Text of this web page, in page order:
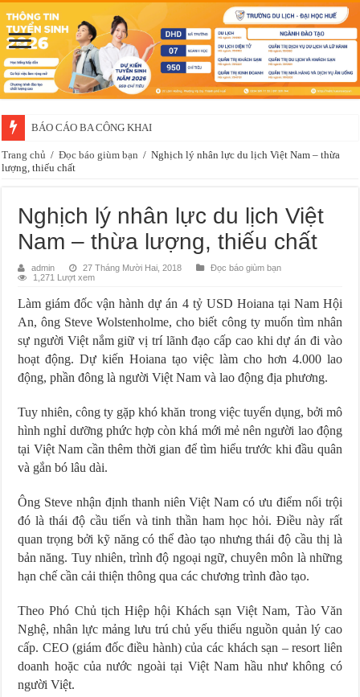
BÁO CÁO BA CÔNG KHAI
Thông báo về việc xét chọn sinh viên đề nghị nhận học bổng của doanh
Trang chủ / Đọc báo giùm bạn / Nghịch lý nhân lực du lịch Việt Nam – thừa
lượng, thiếu chất
Nghịch lý nhân lực du lịch Việt
Nam – thừa lượng, thiếu chất
admin 27 Tháng Mười Hai, 2018
Đọc báo giùm bạn
1,271 Lượt xem
Làm giám đốc vận hành dự án 4 tỷ USD Hoiana tại Nam Hội
An, ông Steve Wolstenholme, cho biết công ty muốn tìm nhân
sự người Việt nắm giữ vị trí lãnh đạo cấp cao khi dự án đi vào
hoạt động. Dự kiến Hoiana tạo việc làm cho hơn 4.000 lao
động, phần đông là người Việt Nam và lao động địa phương.
Tuy nhiên, công ty gặp khó khăn trong việc tuyển dụng, bởi mô
hình nghỉ dưỡng phức hợp còn khá mới mẻ nên người lao động
tại Việt Nam cần thêm thời gian để tìm hiểu trước khi đầu quân
và gắn bó lâu dài.
Ông Steve nhận định thanh niên Việt Nam có ưu điểm nổi trội
đó là thái độ cầu tiến và tinh thần ham học hỏi. Điều này rất
quan trọng bởi kỹ năng có thể đào tạo nhưng thái độ cầu thị là
bản năng. Tuy nhiên, trình độ ngoại ngữ, chuyên môn là những
hạn chế cần cải thiện thông qua các chương trình đào tạo.
Theo Phó Chủ tịch Hiệp hội Khách sạn Việt Nam, Tào Văn
Nghệ, nhân lực mảng lưu trú chủ yếu thiếu nguồn quản lý cao
cấp. CEO (giám đốc điều hành) của các khách sạn – resort liên
doanh hoặc của nước ngoài tại Việt Nam hầu như không có
người Việt.